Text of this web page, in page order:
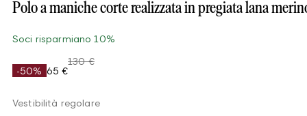
Polo a maniche corte realizzata in pregiata lana
Soci risparmiano 10%
-50% 65 €
130 €
Vestibilità regolare